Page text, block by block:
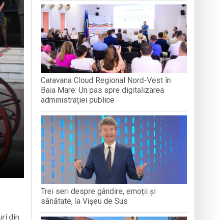
Creștină „Dragoste și Prietenie” din
străvechi
Socială Baia Mare prin activități de
„LEGĂTURI LITERARE”
din
Caravana Cloud Regional Nord-Vest în
Baia Mare: Un pas spre digitalizarea
administrației publice
Trei seri despre gândire, emoții și
sănătate, la Vișeu de Sus